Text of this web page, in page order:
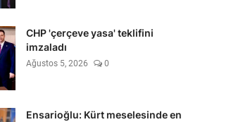
CHP 'çerçeve yasa' teklifini
imzaladı
Ağustos 5, 2026 0
Ensarioğlu: Kürt meselesinde en